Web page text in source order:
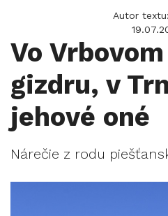
Autor textu:
Vo
gizdru, v
jehové oné
Nárečie z rodu